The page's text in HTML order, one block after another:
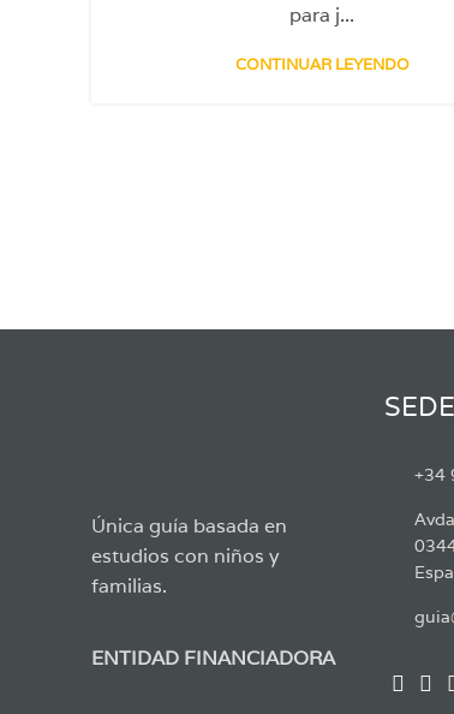
para j...
CONTINUAR LEYENDO
Única guía basada en
estudios con niños y
familias.
ENTIDAD FINANCIADORA
+34